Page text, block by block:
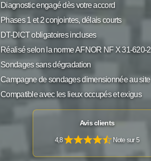
Diagnostic engagé dès votre accord
Phases 1 et 2 conjointes, délais courts
DT-DICT obligatoires incluses
Réalisé selon la norme AFNOR NF X 31-620-2
Sondages sans dégradation
Campagne de sondages dimensionnée au site
Compatible avec les lieux occupés et exigus
Avis clients
4,8 Note sur 5